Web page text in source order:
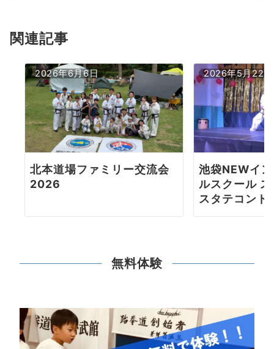
ョ
ン
関連記事
2026年6月6日
北本道場ファミリー交流会
2026
2026年5月22日
池袋NEWイ
ルスクール
スタテコンド
無料体験